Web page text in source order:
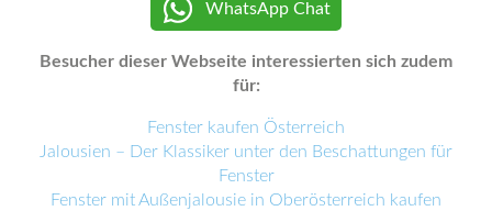
WhatsApp Chat
Besucher dieser Webseite interessierten sich zudem
für:
Fenster kaufen Österreich
Jalousien – Der Klassiker unter den Beschattungen für
Fenster
Fenster mit Außenjalousie in Oberösterreich kaufen